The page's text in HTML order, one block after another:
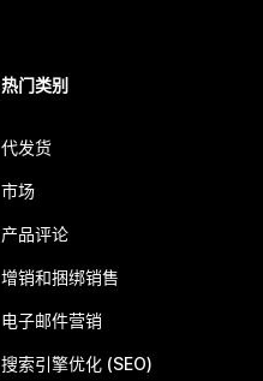
热门类别
代发货
市场
产品评论
增销和捆绑销售
电子邮件营销
搜索引擎优化 (SEO)